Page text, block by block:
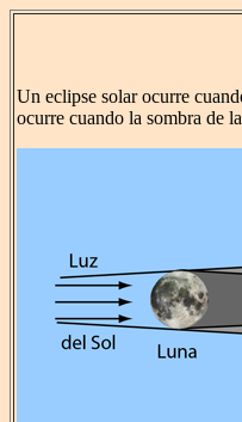
Un eclipse solar ocurre
ocurre cuando la sombra de